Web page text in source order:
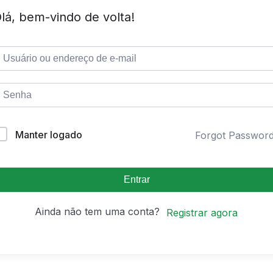
bem-vindo de volta!
Manter logado Forgot
Entrar
Ainda não tem uma conta? Registrar agora